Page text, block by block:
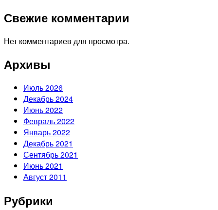
Свежие комментарии
Нет комментариев для просмотра.
Архивы
Июль 2026
Декабрь 2024
Июнь 2022
Февраль 2022
Январь 2022
Декабрь 2021
Сентябрь 2021
Июнь 2021
Август 2011
Рубрики